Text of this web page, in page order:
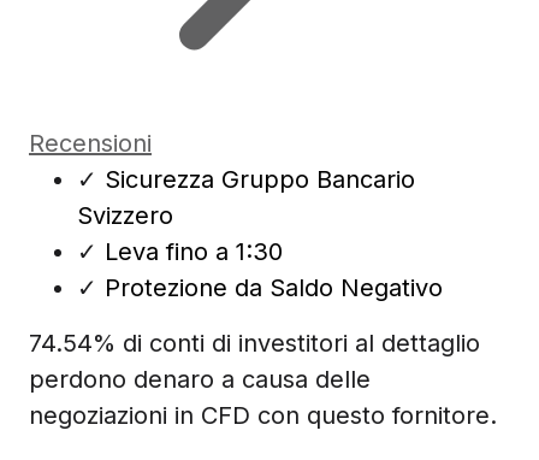
Recensioni
✓ Sicurezza Gruppo Bancario
Svizzero
✓ Leva fino a 1:30
✓ Protezione da Saldo Negativo
74.54% di conti di investitori al dettaglio
perdono denaro a causa delle
negoziazioni in CFD con questo fornitore.